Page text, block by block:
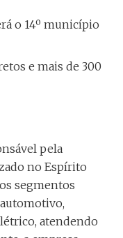
o 14º município
e mais de 300
pela
no Espírito
segmentos
atendendo